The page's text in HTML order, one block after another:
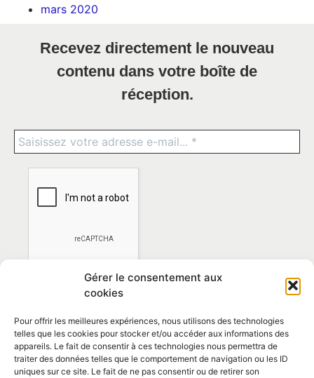
Gérer le consentement aux
cookies
Pour offrir les meilleures expériences, nous utilisons des technologies
telles que les cookies pour stocker et/ou accéder aux informations des
appareils. Le fait de consentir à ces technologies nous permettra de
traiter des données telles que le comportement de navigation ou les ID
uniques sur ce site. Le fait de ne pas consentir ou de retirer son
mars 2020
Recevez directement le nouveau
contenu dans votre boîte de
réception.
*En vous abonnant vous acceptez lapolitique de